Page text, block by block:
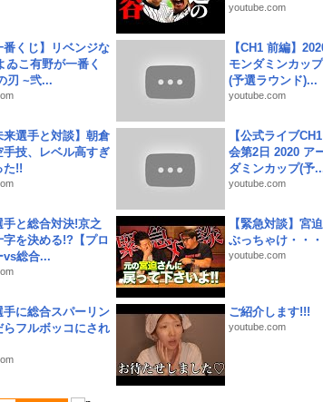
youtube.com
番くじ】リベンジな
ゐこ有野が一番く
刃 ~弐...
【CH1 前編】
モンダミンカッ
(予選ラウンド)...
youtube.com
来選手と対談】朝倉
手技、レベル高すぎ
た!!
【公式ライブ
会第2日 2020 ア
ダミンカップ(予
youtube.com
手と総合対決!京之
字を決める!?【プロ
vs総合...
【緊急対談】宮
ぶっちゃけ・・・
youtube.com
手に総合スパーリン
らフルボッコにされ
ご紹介します!!!
youtube.com